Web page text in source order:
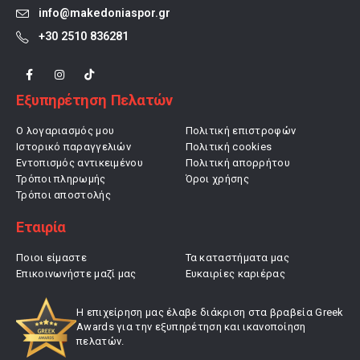
info@makedoniaspor.gr
+30 2510 836281
Εξυπηρέτηση Πελατών
Ο λογαριασμός μου
Ιστορικό παραγγελιών
Εντοπισμός αντικειμένου
Τρόποι πληρωμής
Τρόποι αποστολής
Πολιτική επιστροφών
Πολιτική cookies
Πολιτική απορρήτου
Όροι χρήσης
Εταιρία
Ποιοι είμαστε
Επικοινωνήστε μαζί μας
Τα καταστήματα μας
Ευκαιρίες καριέρας
Η επιχείρηση μας έλαβε διάκριση στα βραβεία Greek
Awards για την εξυπηρέτηση και ικανοποίηση
πελατών.